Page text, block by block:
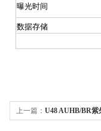
曝光时间
数据存储
上一篇： U48 AUHB/BR